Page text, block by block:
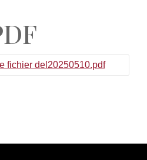
fichier del20250510.pdf